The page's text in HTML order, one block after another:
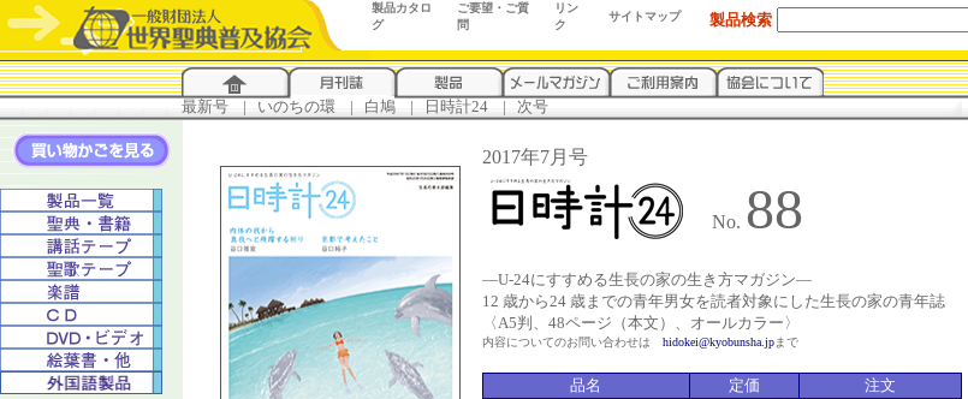
製品カタロ
グ
ご要望・ご質
問
リン
ク
サイトマップ 製品検索
最新号 | いのちの環 | 白鳩 | 日時計24 | 次号
2017年7月号
No. 88
―U-24にすすめる生長の家の生き方マガジン―
12 歳から24 歳までの青年男女を読者対象にした生長の家の青年誌
〈A5判、48ページ（本文）、オールカラー〉
内容についてのお問い合わせは hidokei@kyobunsha.jpまで
品名 定価
注文